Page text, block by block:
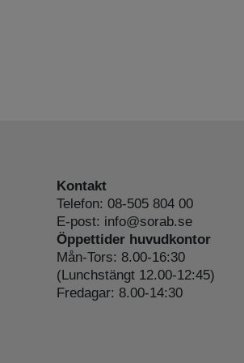
Kontakt
Telefon: 08-505 804 00
E-post: info@sorab.se
Öppettider huvudkontor
Mån-Tors: 8.00-16:30
(Lunchstängt 12.00-12:45)
Fredagar: 8.00-14:30